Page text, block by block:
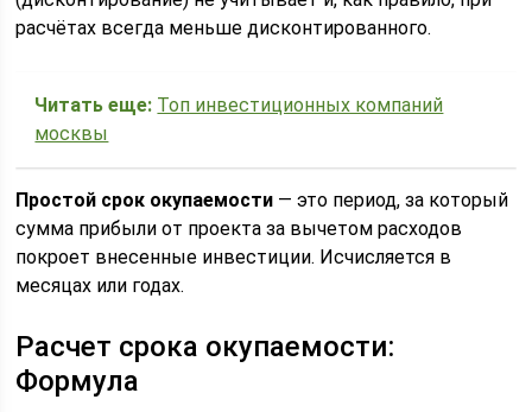
расчётах всегда меньше дисконтированного.
Читать еще: Топ инвестиционных компаний
москвы
Простой срок окупаемости — это период, за который
сумма прибыли от проекта за вычетом расходов
покроет внесенные инвестиции. Исчисляется в
месяцах или годах.
Расчет срока окупаемости:
Формула